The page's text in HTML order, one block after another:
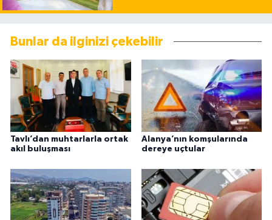
Bunlar da ilginizi çekebilir
Tavlı’dan muhtarlarla ortak
akıl buluşması
Alanya’nın komşularında
dereye uçtular